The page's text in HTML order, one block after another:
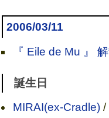
2006/03/11
『 Eile de Mu 』
誕生日
MIRAI(ex-Cradle)/